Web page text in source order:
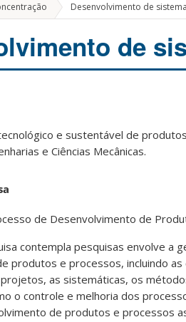
Desenvolvimento de
de
e sustentável de
e Ciências Mecânicas.
de Desenvolvimento de
contempla pesquisas envolve a
produtos e processos, incluindo
as sistemáticas, os
o controle e melhoria dos
de produtos e processos